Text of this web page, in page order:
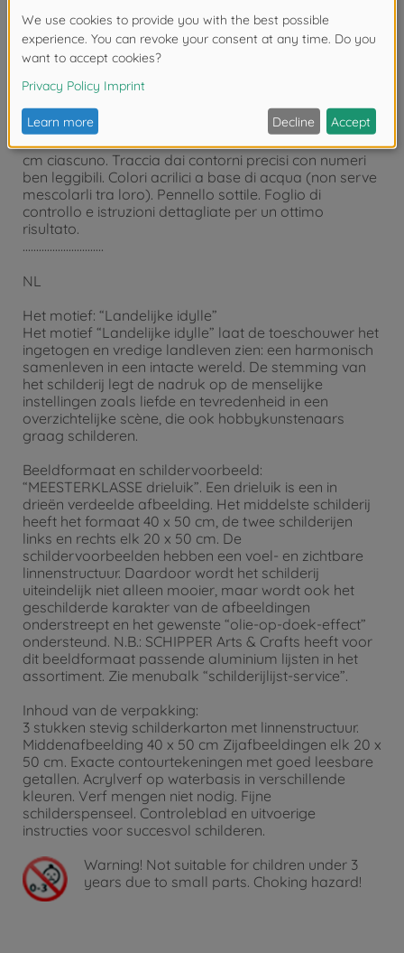
suggerendo il desiderato effetto “olio su tela”. Nota
bene: la SCHIPPER Arts & Crafts dispone di cornici in
alluminio adatte a questo formato. Vedi menu al
La confezione contiene:
3 pannelli in cartone robusto con struttura simil-lino.
Pannello centrale 40 x 50 cm. Pannelli laterali 20 x 50
cm ciascuno. Traccia dai contorni precisi con numeri
ben leggibili. Colori acrilici a base di acqua (non serve
mescolarli tra loro). Pennello sottile. Foglio di
controllo e istruzioni dettagliate per un ottimo
risultato.
..............................
NL
Het motief: “Landelijke idylle”
Het motief “Landelijke idylle” laat de toeschouwer het
ingetogen en vredige landleven zien: een harmonisch
samenleven in een intacte wereld. De stemming van
het schilderij legt de nadruk op de menselijke
instellingen zoals liefde en tevredenheid in een
overzichtelijke scène, die ook hobbykunstenaars
graag schilderen.
Beeldformaat en schildervoorbeeld:
“MEESTERKLASSE drieluik”. Een drieluik is een in
drieën verdeelde afbeelding. Het middelste schilderij
heeft het formaat 40 x 50 cm, de twee schilderijen
links en rechts elk 20 x 50 cm. De
schildervoorbeelden hebben een voel- en zichtbare
linnenstructuur. Daardoor wordt het schilderij
uiteindelijk niet alleen mooier, maar wordt ook het
geschilderde karakter van de afbeeldingen
onderstreept en het gewenste “olie-op-doek-effect”
ondersteund. N.B.: SCHIPPER Arts & Crafts heeft voor
dit beeldformaat passende aluminium lijsten in het
assortiment. Zie menubalk “schilderijlijst-service”.
Inhoud van de verpakking:
3 stukken stevig schilderkarton met linnenstructuur.
Middenafbeelding 40 x 50 cm Zijafbeeldingen elk 20 x
50 cm. Exacte contourtekeningen met goed leesbare
getallen. Acrylverf op waterbasis in verschillende
kleuren. Verf mengen niet nodig. Fijne
schilderspenseel. Controleblad en uitvoerige
instructies voor succesvol schilderen.
Warning! Not suitable for children under 3
years due to small parts. Choking hazard!